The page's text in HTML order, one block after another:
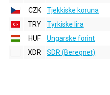
CZK
Tjekkiske koruna
TRY
Tyrkiske lira
HUF
Ungarske forint
XDR
SDR (Beregnet)